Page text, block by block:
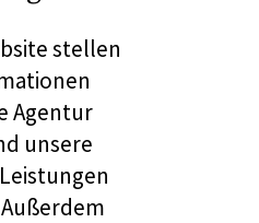
stellen
Agentur
unsere